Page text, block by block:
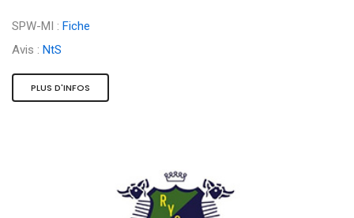
SPW-MI : Fiche
Avis : NtS
PLUS D'INFOS